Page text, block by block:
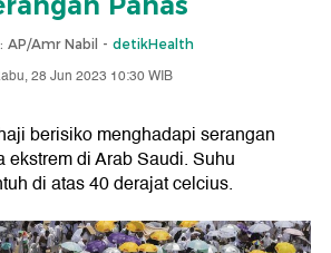
AP/Amr Nabil - detikHealth
28 Jun 2023 10:30 WIB
berisiko menghadapi serangan
ekstrem di Arab Saudi. Suhu
di atas 40 derajat celcius.